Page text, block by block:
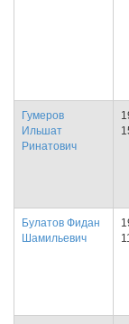
Гумеров
Ильшат
Ринатович
Булатов Фидан
Шамильевич